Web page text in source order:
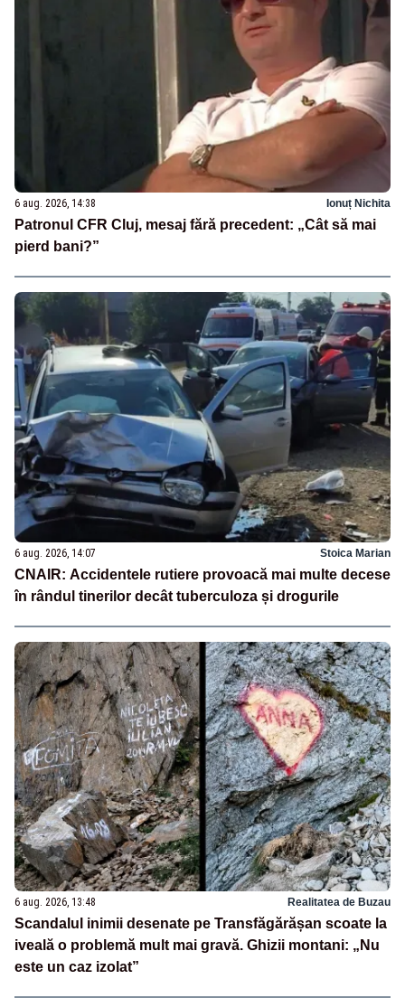
6 aug. 2026, 14:38 Ionuț Nichita
Patronul CFR Cluj, mesaj fără precedent: „Cât să mai
pierd bani?”
6 aug. 2026, 14:07 Stoica Marian
CNAIR: Accidentele rutiere provoacă mai multe decese
în rândul tinerilor decât tuberculoza și drogurile
6 aug. 2026, 13:48 Realitatea de Buzau
Scandalul inimii desenate pe Transfăgărășan scoate la
iveală o problemă mult mai gravă. Ghizii montani: „Nu
este un caz izolat”